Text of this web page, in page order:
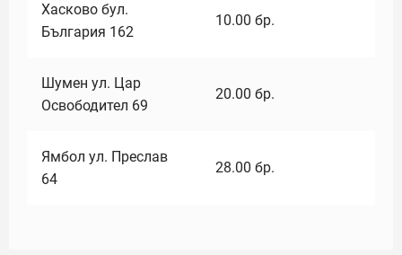
Хасково бул.
България 162
10.00 бр.
Шумен ул. Цар
Освободител 69
20.00 бр.
Ямбол ул. Преслав
64
28.00 бр.